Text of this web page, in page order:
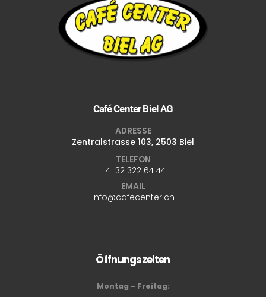
Café Center Biel AG
ADRESSE
Zentralstrasse 103, 2503 Biel
TELEFON
+41 32 322 64 44
EMAIL
info@cafecenter.ch
Öffnungszeiten
Montag - Freitag: